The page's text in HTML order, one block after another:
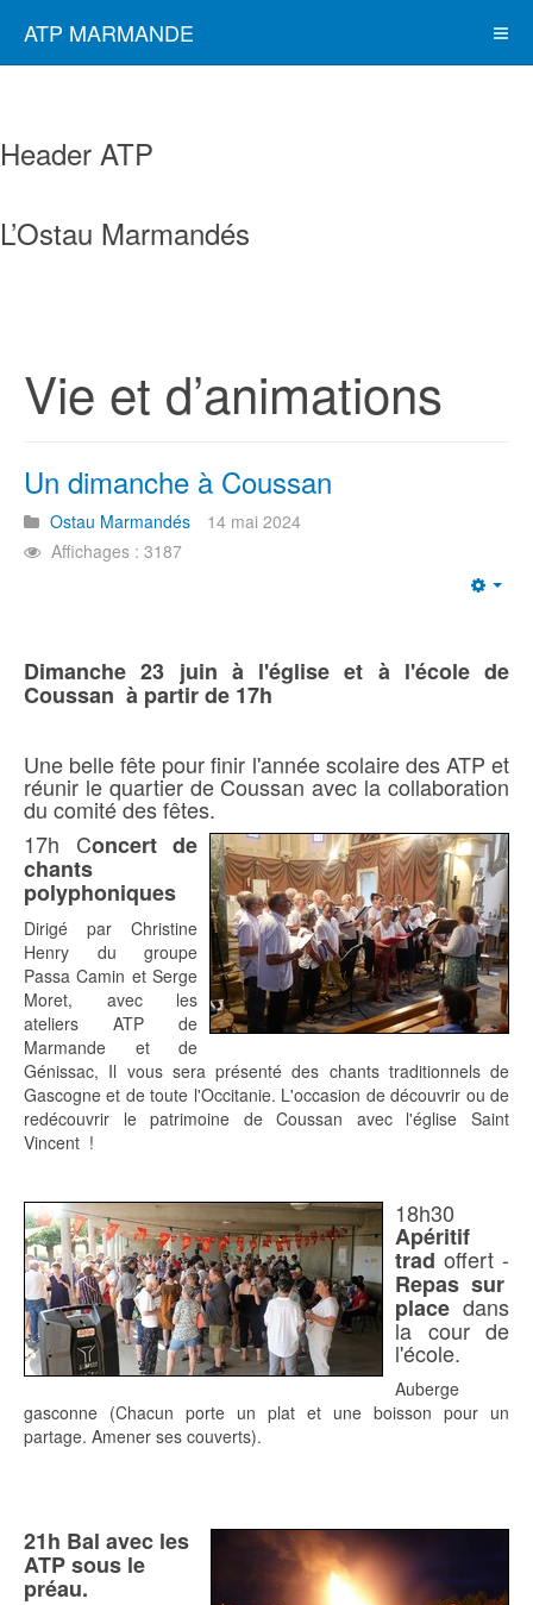
ATP MARMANDE
Header ATP
L’Ostau Marmandés
Vie et d’animations
Un dimanche à Coussan
Ostau Marmandés
14 mai 2024
Affichages : 3187
Dimanche 23 juin à l'église et à l'école de
Coussan à partir de 17h
Une belle fête pour finir l'année scolaire des ATP et
réunir le quartier de Coussan avec la collaboration
du comité des fêtes.
17h Concert de
chants
polyphoniques
Dirigé par Christine
Henry du groupe
Passa Camin et Serge
Moret, avec les
ateliers ATP de
Marmande et de
Génissac, Il vous sera présenté des chants traditionnels de
Gascogne et de toute l'Occitanie. L'occasion de découvrir ou de
redécouvrir le patrimoine de Coussan avec l'église Saint
Vincent !
18h30
Apéritif
trad offert -
Repas sur
place dans
la cour de
l'école.
Auberge
gasconne (Chacun porte un plat et une boisson pour un
partage. Amener ses couverts).
21h Bal avec les
ATP sous le
préau.